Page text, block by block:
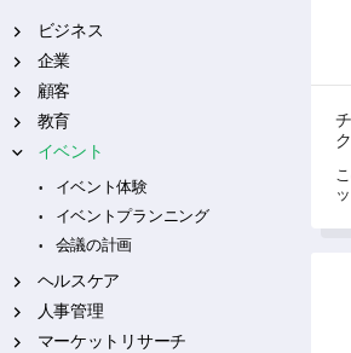
イ
ビジネス
企業
顧客
教育
イベント
イベント体験
イベントプランニング
会議の計画
ヘルスケア
人事管理
マーケットリサーチ